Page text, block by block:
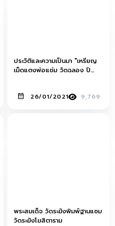
ประวัติและความเป็นมา "เหรียญ
เม็ดแตงพ่อแช่ม วัดฉลอง ปี
26/01/2021 9,769
พระสมเด็จ วัดระฆังพิมพ์ฐานแซม
วัดระฆังโฆสิตาราม